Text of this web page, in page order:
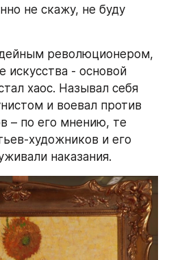
не скажу, не буду
революционером,
- основой
хаос. Называл себя
и воевал против
– по его мнению, те
художников и его
наказания.